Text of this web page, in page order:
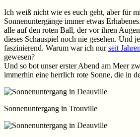
Ich weiß nicht wie es euch geht, aber für
Sonnenuntergänge immer etwas
alle auf den roten Ball, der vor ihren
dieses Schauspiel noch nie gesehen. Und
faszinierend. Warum war ich nurseit
gewesen?
Und so bot unser erster Abend am Meer
immerhin eine herrlich rote Sonne, die in
Sonnenuntergang in Trouville